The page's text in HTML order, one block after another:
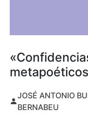
JOSÉ ANTONIO
BERNABEU